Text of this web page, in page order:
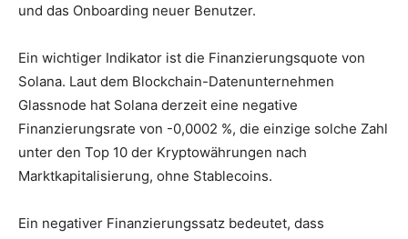
und das Onboarding neuer Benutzer.
Ein wichtiger Indikator ist die Finanzierungsquote von
Solana. Laut dem Blockchain-Datenunternehmen
Glassnode hat Solana derzeit eine negative
Finanzierungsrate von -0,0002 %, die einzige solche Zahl
unter den Top 10 der Kryptowährungen nach
Marktkapitalisierung, ohne Stablecoins.
Ein negativer Finanzierungssatz bedeutet, dass